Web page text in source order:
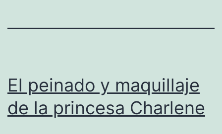
El peinado y maquillaje
de la princesa Charlene